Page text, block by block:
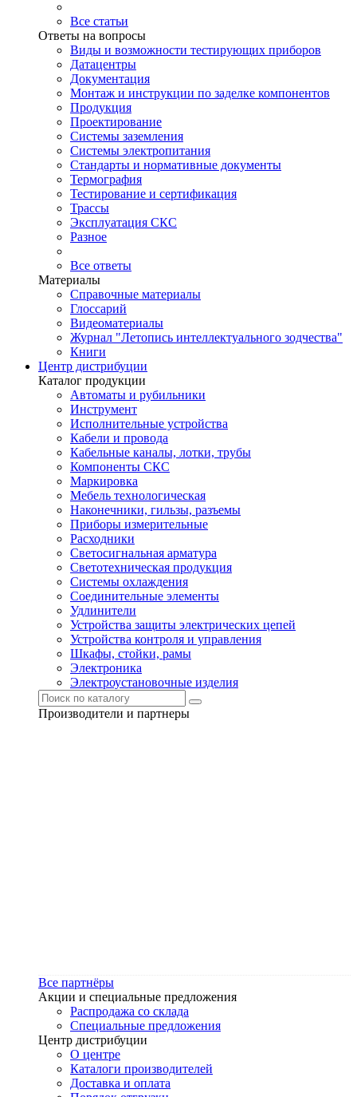
Все статьи
Ответы на вопросы
Виды и возможности тестирующих приборов
Датацентры
Документация
Монтаж и инструкции по заделке компонентов
Продукция
Проектирование
Системы заземления
Системы электропитания
Стандарты и нормативные документы
Термография
Тестирование и сертификация
Трассы
Эксплуатация СКС
Разное
Все ответы
Материалы
Справочные материалы
Глоссарий
Видеоматериалы
Журнал "Летопись интеллектуального зодчества"
Книги
Центр дистрибуции
Каталог продукции
Автоматы и рубильники
Инструмент
Исполнительные устройства
Кабели и провода
Кабельные каналы, лотки, трубы
Компоненты СКС
Маркировка
Мебель технологическая
Наконечники, гильзы, разъемы
Приборы измерительные
Расходники
Светосигнальная арматура
Светотехническая продукция
Системы охлаждения
Соединительные элементы
Удлинители
Устройства защиты электрических цепей
Устройства контроля и управления
Шкафы, стойки, рамы
Электроника
Электроустановочные изделия
Производители и партнеры
Все партнёры
Акции и специальные предложения
Распродажа со склада
Специальные предложения
Центр дистрибуции
О центре
Каталоги производителей
Доставка и оплата